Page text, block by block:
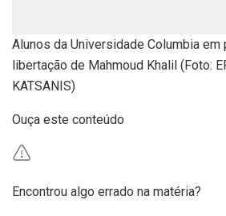
Alunos da Universidade Columbia
libertação de Mahmoud Khalil (Foto:
KATSANIS)
Ouça este conteúdo
Encontrou algo errado na matéria?